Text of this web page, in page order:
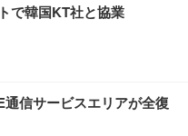
で韓国KT社と協業
通信サービスエリアが全復